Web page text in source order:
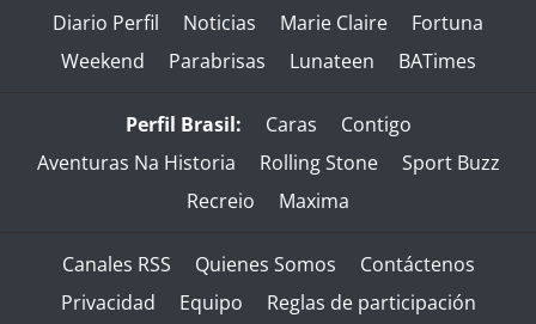
Diario Perfil Noticias Marie Claire
Fortuna
Weekend
Parabrisas Lunateen BATimes
Perfil Brasil: Caras
Contigo
Aventuras Na Historia
Rolling Stone
Sport Buzz
Recreio
Maxima
Canales RSS Quienes Somos
Contáctenos
Privacidad
Equipo Reglas de participación